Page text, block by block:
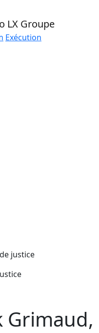
Exécution
justice